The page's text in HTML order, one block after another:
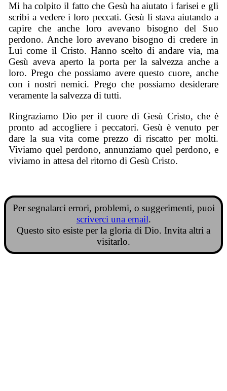
Mi ha colpito il fatto che Gesù ha aiutato i farisei e gli
scribi a vedere i loro peccati. Gesù li stava aiutando a
capire che anche loro avevano bisogno del Suo
perdono. Anche loro avevano bisogno di credere in
Lui come il Cristo. Hanno scelto di andare via, ma
Gesù aveva aperto la porta per la salvezza anche a
loro. Prego che possiamo avere questo cuore, anche
con i nostri nemici. Prego che possiamo desiderare
veramente la salvezza di tutti.
Ringraziamo Dio per il cuore di Gesù Cristo, che è
pronto ad accogliere i peccatori. Gesù è venuto per
dare la sua vita come prezzo di riscatto per molti.
Viviamo quel perdono, annunziamo quel perdono, e
viviamo in attesa del ritorno di Gesù Cristo.
Per segnalarci errori, problemi, o suggerimenti, puoi
scriverci una email.
Questo sito esiste per la gloria di Dio. Invita altri a
visitarlo.